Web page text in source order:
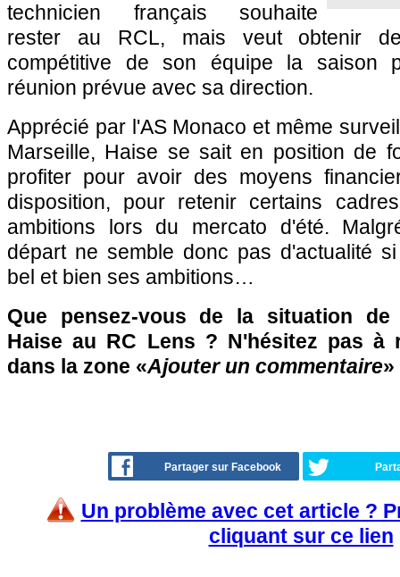
technicien français souhaite
rester au RCL, mais veut obtenir
compétitive de son équipe la saison
réunion prévue avec sa direction.
Apprécié par l'AS Monaco et même
Marseille, Haise se sait en position de
profiter pour avoir des moyens
disposition, pour retenir certains
ambitions lors du mercato d'été.
départ ne semble donc pas d'actualité
bel et bien ses ambitions…
Que pensez-vous de la situation de
Haise au RC Lens ? N'hésitez pas à
dans la zone «Ajouter un commentaire
Partager sur Facebook
Un problème avec cet article ?
cliquant sur ce lien